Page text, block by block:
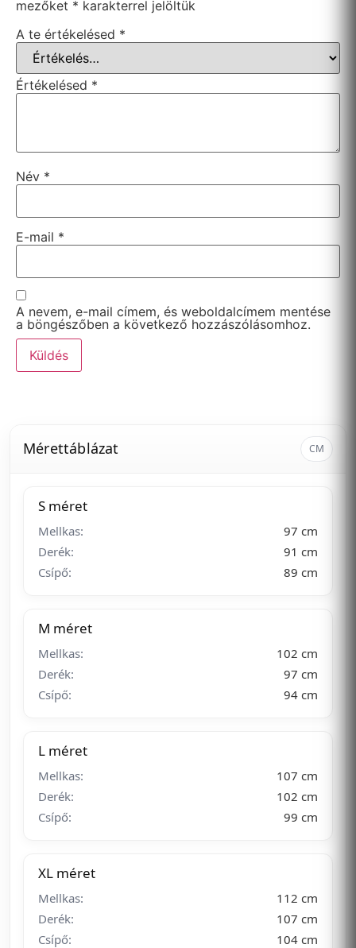
mezőket * karakterrel jelöltük
A te értékelésed *
Értékelésed *
Név *
E-mail *
A nevem, e-mail címem, és weboldalcímem mentése
a böngészőben a következő hozzászólásomhoz.
Mérettáblázat CM
S méret
Mellkas:
97 cm
Derék:
91 cm
Csípő:
89 cm
M méret
Mellkas:
102 cm
Derék:
97 cm
Csípő:
94 cm
L méret
Mellkas:
107 cm
Derék:
102 cm
Csípő:
99 cm
XL méret
Mellkas:
112 cm
Derék:
107 cm
Csípő:
104 cm